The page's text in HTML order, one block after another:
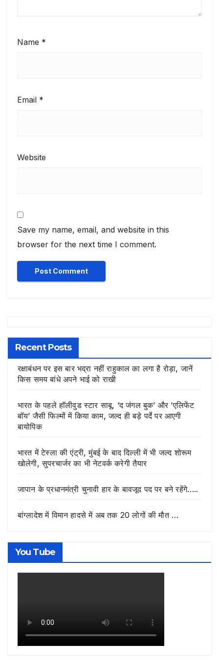
Name *
Email *
Website
Save my name, email, and website in this
browser for the next time I comment.
Recent Posts
रक्षाबंधन पर इस बार भद्रा नहीं राहुकाल का लगा है रोड़ा, जानें
किस समय बांधे अपने भाई को राखी
भारत के पहले हॉलीवुड स्टार साबू, ‘द जंगल बुक’ और ‘एलिफेंट
बॉय’ जैसी फिल्मों में किया काम, जल्द ही बड़े पर्दे पर आएगी
बायोपिक
भारत में टेस्ला की एंट्री, मुंबई के बाद दिल्ली में भी जल्द शोरूम
खोलेगी, सुपरचार्जर का भी नेटवर्क करेगी तैयार
जापान के प्रधानमंत्री चुनावी हार के बावजूद पद पर बने रहेंगे…..
बांग्लादेश में विमान हादसे में अब तक 20 लोगों की मौत …
You Tube